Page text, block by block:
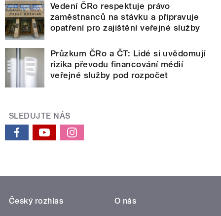
Vedení ČRo respektuje právo
zaměstnanců na stávku a připravuje
opatření pro zajištění veřejné služby
Průzkum ČRo a ČT: Lidé si uvědomují
rizika převodu financování médií
veřejné služby pod rozpočet
SLEDUJTE NÁS
Český rozhlas
O nás